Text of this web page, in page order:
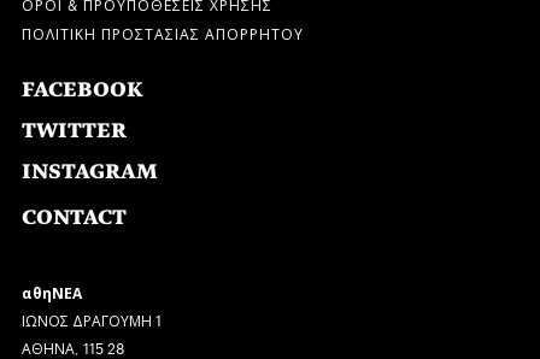
ΠΟΛΙΤΙΚΗ ΠΡΟΣΤΑΣΙΑΣ ΑΠΟΡΡΗΤΟΥ
FACEBOOK
TWITTER
INSTAGRAM
CONTACT
αθηΝΕΑ
ΙΩΝΟΣ ΔΡΑΓΟΥΜΗ 1
ΑΘΗΝΑ, 115 28